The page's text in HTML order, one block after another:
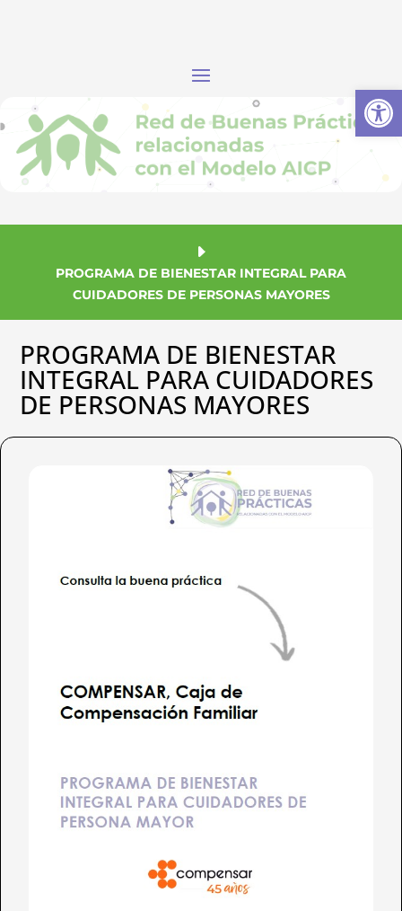
PROGRAMA DE BIENESTAR INTEGRAL PARA
CUIDADORES DE PERSONAS MAYORES
PROGRAMA DE BIENESTAR
INTEGRAL PARA CUIDADORES
DE PERSONAS MAYORES